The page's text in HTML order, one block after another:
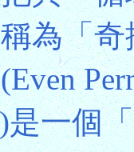
為「奇
一個